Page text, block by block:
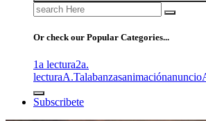
Search
for:
Or check our Popular Categories...
1a lectura2a.
lecturaA.Talabanzasanimaciónanuncio
Subscribete